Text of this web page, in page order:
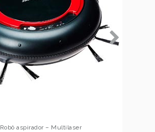
Robô aspirador – Multilaser